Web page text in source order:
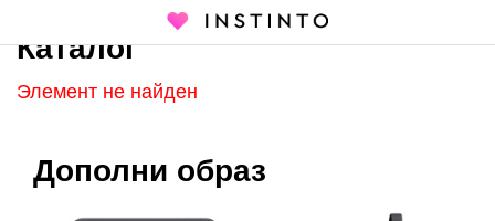
Каталог
Каталог
Элемент не найден
Дополни образ